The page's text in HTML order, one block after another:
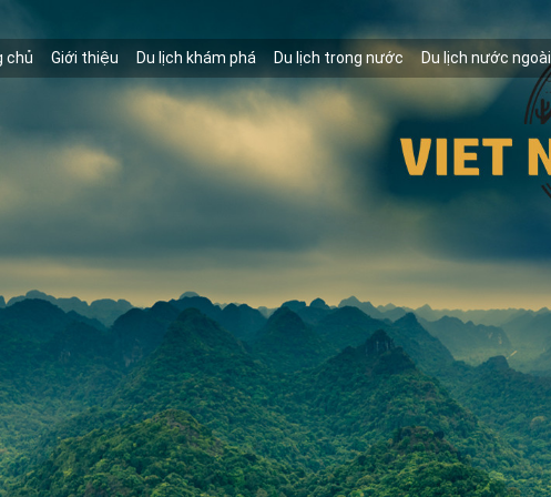
chủ Giới thiệu Du lịch khám phá Du lịch trong nước Du lịch nước ngoài